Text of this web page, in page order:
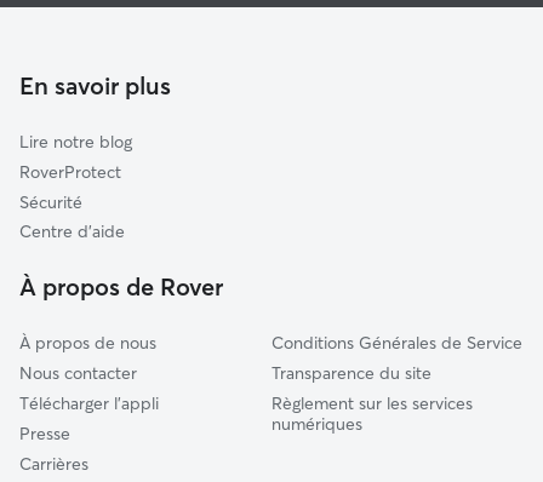
Coligny
Neuville-sur-Ain
Pont-d'Ain
Druillat
Promeneur de Chien à Saint-Étienne-du-Bois
En savoir plus
Lire notre blog
RoverProtect
Sécurité
Centre d'aide
À propos de Rover
À propos de nous
Nous contacter
Télécharger l'appli
Presse
Carrières
Conditions Générales de Service
Transparence du site
Règlement sur les services
numériques